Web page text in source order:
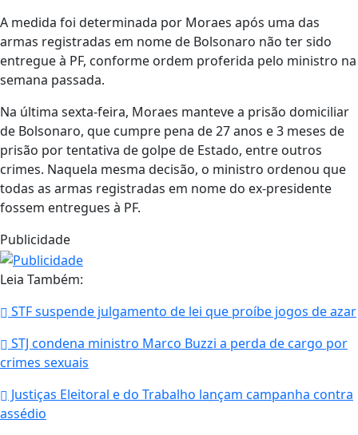
A medida foi determinada por Moraes após uma das
armas registradas em nome de Bolsonaro não ter sido
entregue à PF, conforme ordem proferida pelo ministro na
semana passada.
Na última sexta-feira, Moraes manteve a prisão domiciliar
de Bolsonaro, que cumpre pena de 27 anos e 3 meses de
prisão por tentativa de golpe de Estado, entre outros
crimes. Naquela mesma decisão, o ministro ordenou que
todas as armas registradas em nome do ex-presidente
fossem entregues à PF.
Publicidade
Leia Também:
STF suspende julgamento de lei que proíbe jogos de azar
STJ condena ministro Marco Buzzi a perda de cargo por
crimes sexuais
Justiças Eleitoral e do Trabalho lançam campanha contra
assédio